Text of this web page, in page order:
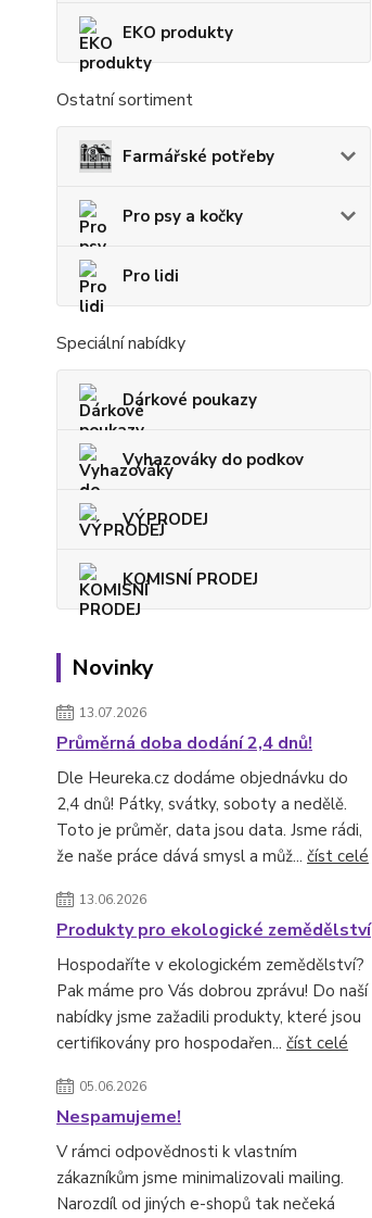
EKO produkty
Ostatní sortiment
Farmářské potřeby
Pro psy a kočky
Pro lidi
Speciální nabídky
Dárkové poukazy
Vyhazováky do podkov
VÝPRODEJ
KOMISNÍ PRODEJ
Novinky
13.07.2026
Průměrná doba dodání 2,4 dnů!
Dle Heureka.cz dodáme objednávku do
2,4 dnů! Pátky, svátky, soboty a nedělě.
Toto je průměr, data jsou data. Jsme rádi,
že naše práce dává smysl a můž... číst celé
13.06.2026
Produkty pro ekologické zemědělství
Hospodaříte v ekologickém zemědělství?
Pak máme pro Vás dobrou zprávu! Do naší
nabídky jsme zažadili produkty, které jsou
certifikovány pro hospodařen... číst celé
05.06.2026
Nespamujeme!
V rámci odpovědnosti k vlastním
zákazníkům jsme minimalizovali mailing.
Narozdíl od jiných e-shopů tak nečeká